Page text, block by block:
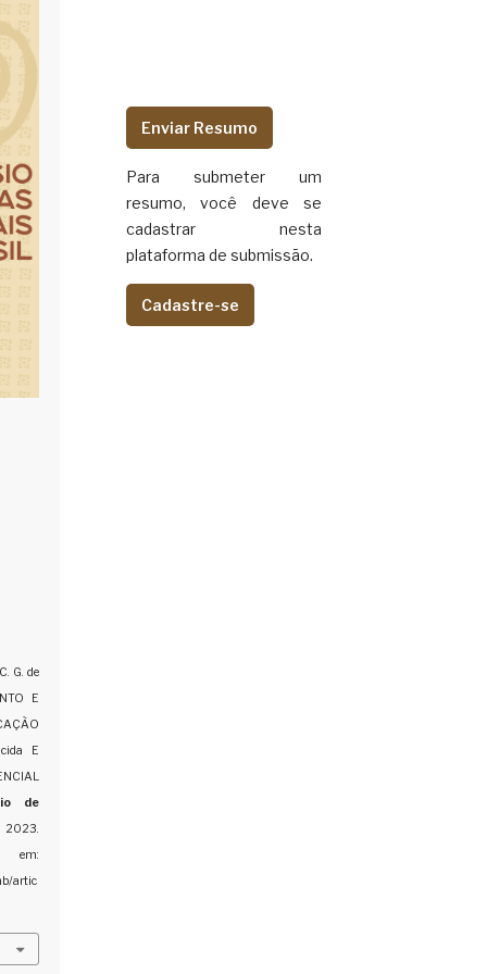
G. de
E
E
de
artic
Enviar Resumo
Para submeter um
resumo, você deve se
cadastrar nesta
plataforma de submissão.
Cadastre-se